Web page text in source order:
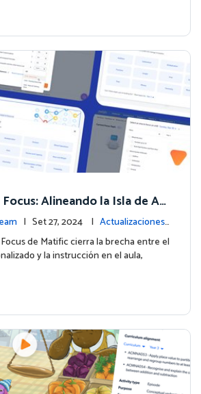
Alineando la Isla de Av
con el Aprendizaje en el
| Set 27, 2024 | Actualizaciones
de Matific cierra la brecha entre el
y la instrucción en el aula,